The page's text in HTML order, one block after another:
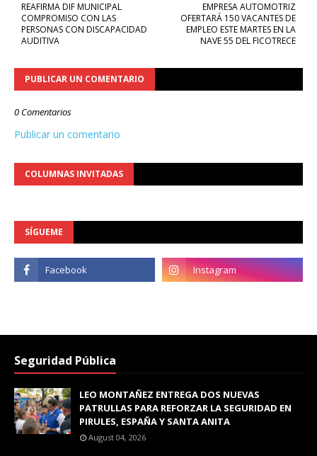
EMPRESA AUTOMOTRIZ
OFERTARÁ 150 VACANTES DE
EMPLEO ESTE MARTES EN LA
NAVE 55 DEL FICOTRECE
REAFIRMA DIF MUNICIPAL
COMPROMISO CON LAS
PERSONAS CON DISCAPACIDAD
AUDITIVA
PUBLICAR UN COMENTARIO
0 Comentarios
Publicar un comentario
COLUMNAS INVITADAS
SÍGUEME
Seguridad Pública
LEO MONTAÑEZ ENTREGA DOS NUEVAS
PATRULLAS PARA REFORZAR LA SEGURIDAD EN
PIRULES, ESPAÑA Y SANTA ANITA
August 04, 2026